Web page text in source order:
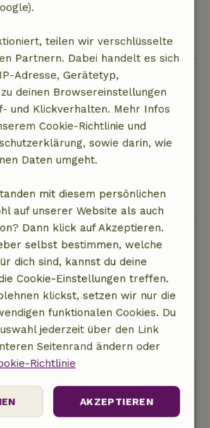
oder mit 100% erneuerbarer
Baumaterialien
des Naturhäuschens
senden
teilen wir verschlüsselte
Partnern. Dabei handelt es sich
Adresse, Gerätetyp,
deinen Browsereinstellungen
und Klickverhalten. Mehr Infos
Cookie-Richtlinie und
sowie darin, wie
Daten umgeht.
mit diesem persönlichen
auf unserer Website als auch
Dann klick auf Akzeptieren.
selbst bestimmen, welche
dich sind, kannst du deine
Cookie-Einstellungen treffen.
klickst, setzen wir nur die
funktionalen Cookies. Du
jederzeit über den Link
Seitenrand ändern oder
Richtlinie
AKZEPTIEREN